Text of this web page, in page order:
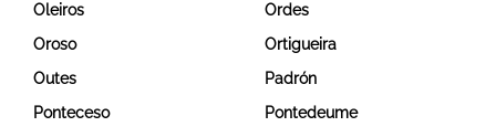
Oleiros
Ordes
Oroso
Ortigueira
Outes
Padrón
Ponteceso
Pontedeume